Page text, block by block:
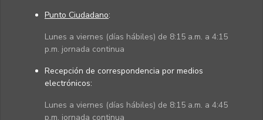
Punto Ciudadano:
Lunes a viernes (días hábiles) de 8:15 a.m. a 4:15
p.m. jornada continua
Recepción de correspondencia por medios
electrónicos:
Lunes a viernes (días hábiles) de 8:15 a.m. a 4:45
p.m. jornada continua